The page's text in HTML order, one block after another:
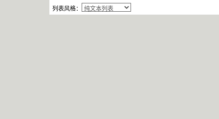
列表风格：